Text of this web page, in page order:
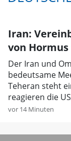
Iran:
von
Der Iran und
bedeutsame
Teheran steht
reagieren die
vor 14 Minuten